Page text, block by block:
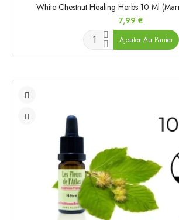
White Chestnut Healing Herbs 10 Ml
Prix
7,99 €
Ajouter Au Panier